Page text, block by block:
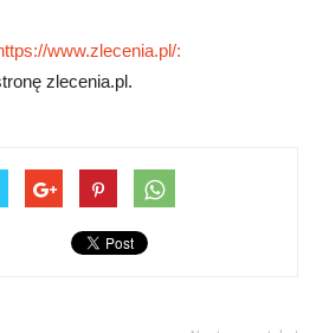
www.zlecenia.pl/:
zlecenia.pl.